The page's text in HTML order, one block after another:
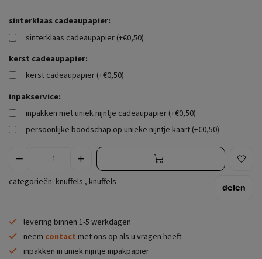
sinterklaas cadeaupapier:
sinterklaas cadeaupapier (+€0,50)
kerst cadeaupapier:
kerst cadeaupapier (+€0,50)
inpakservice:
inpakken met uniek nijntje cadeaupapier (+€0,50)
persoonlijke boodschap op unieke nijntje kaart (+€0,50)
categorieën: knuffels , knuffels
delen
levering binnen 1-5 werkdagen
neem contact met ons op als u vragen heeft
inpakken in uniek nijntje inpakpapier